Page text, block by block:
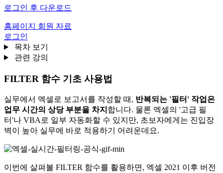
로그인 후 다운로드
홈페이지 회원 자료
로그인
목차 보기
관련 강의
FILTER 함수 기초 사용법
실무에서 엑셀로 보고서를 작성할 때, 반복되는 '필터' 작업은
업무 시간의 상당 부분을 차지 합니다. 물론 엑셀의 '고급 필
터'나 VBA로 일부 자동화할 수 있지만, 초보자에게는 진입장
벽이 높아 실무에 바로 적용하기 어려운데요.
이번에 살펴볼 FILTER 함수를 활용하면, 엑셀 2021 이후 버전